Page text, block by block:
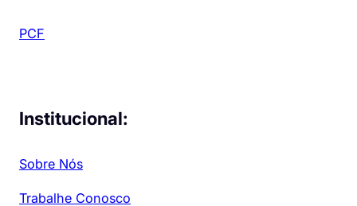
PCF
Institucional:
Sobre Nós
Trabalhe Conosco